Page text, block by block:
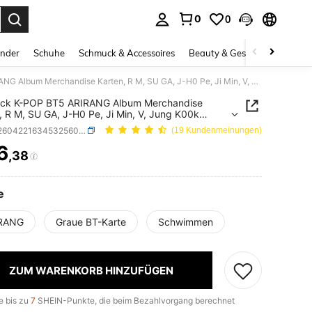
0 0
Schuhe Schmuck & Accessoires Beauty & Gesundheit
55 Stück K-POP BT5 ARIRANG Album Merchandise Karten, R M, SU GA, J-H0 Pe, Ji Min, V, Jung K00k Einzelporträt-Fotokarten, einschließlich neuester Einzelbilder, geeignet für K-Pop-Fans zum Fotografieren und Sammeln als Unterstützungsartikel
K-POP BT5 ARIRANG Album Merchandise
R M, SU GA, J-H0 Pe, Ji Min, V, Jung K00k
Fotokarten, einschließlich neuester
geeignet für K-Pop-Fans zum Fotografieren
als Unterstützungsartikel
SKU: sl260422163453256094124 (19 Kundenmeinungen)
AND AVAILABILITY
,38
Graue BT-Karte Schwimmen
ZUM WARENKORB HINZUFÜGEN
bis zu 7 SHEIN-Punkte, die beim Bezahlvorgang berechnet